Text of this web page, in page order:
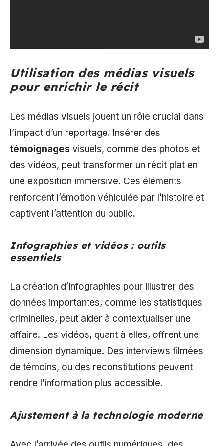
Utilisation des médias visuels
pour enrichir le récit
Les médias visuels jouent un rôle crucial dans
l’impact d’un reportage. Insérer des
témoignages visuels, comme des photos et
des vidéos, peut transformer un récit plat en
une exposition immersive. Ces éléments
renforcent l’émotion véhiculée par l’histoire et
captivent l’attention du public.
Infographies et vidéos : outils
essentiels
La création d’infographies pour illustrer des
données importantes, comme les statistiques
criminelles, peut aider à contextualiser une
affaire. Les vidéos, quant à elles, offrent une
dimension dynamique. Des interviews filmées
de témoins, ou des reconstitutions peuvent
rendre l’information plus accessible.
Ajustement à la technologie moderne